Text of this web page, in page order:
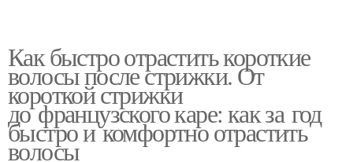
Как быстро отрастить короткие
волосы после стрижки. От
короткой стрижки
до французского каре: как за год
быстро и комфортно отрастить
волосы